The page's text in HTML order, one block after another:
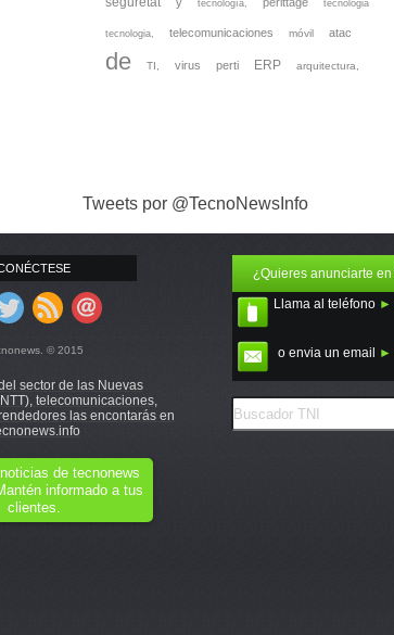
tecnología, tecnologia
tecnologia, telecomunicaciones móvil atac
de TI, virus perti ERP arquitectura,
Tweets por @TecnoNewsInfo
© 2015
sector de las Nuevas
telecomunicaciones,
las encontarás en
de tecnonews
informado a tus
clientes.
¿Quieres anunciarte
Llama al teléfono ►
o envia un email ►